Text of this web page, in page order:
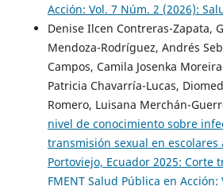
Acción: Vol. 7 Núm. 2 (2026):
Denise Ilcen Contreras-Zapata,
Mendoza-Rodríguez, Andrés
Campos, Camila Josenka
Patricia Chavarría-Lucas,
Romero, Luisana Merchán-
nivel de conocimiento sobre
transmisión sexual en escolares
Portoviejo, Ecuador 2025: Corte
FMENT Salud Pública en